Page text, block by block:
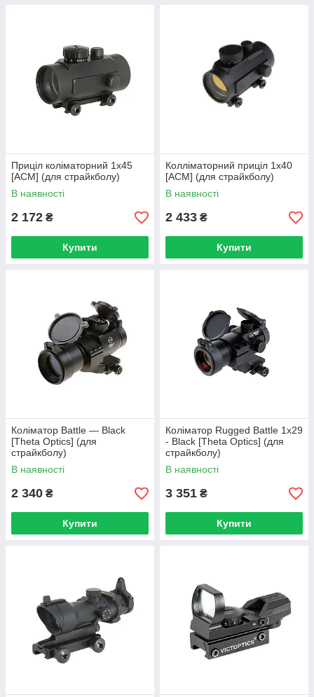
Приціл коліматорний 1x45
[ACM] (для страйкболу)
В наявності
2 172 ₴
Купити
Колліматорний приціл 1x40
[ACM] (для страйкболу)
В наявності
2 433 ₴
Купити
Коліматор Battle — Black
[Theta Optics] (для
страйкболу)
В наявності
2 340 ₴
Купити
Коліматор Rugged Battle 1x29
- Black [Theta Optics] (для
страйкболу)
В наявності
3 351 ₴
Купити